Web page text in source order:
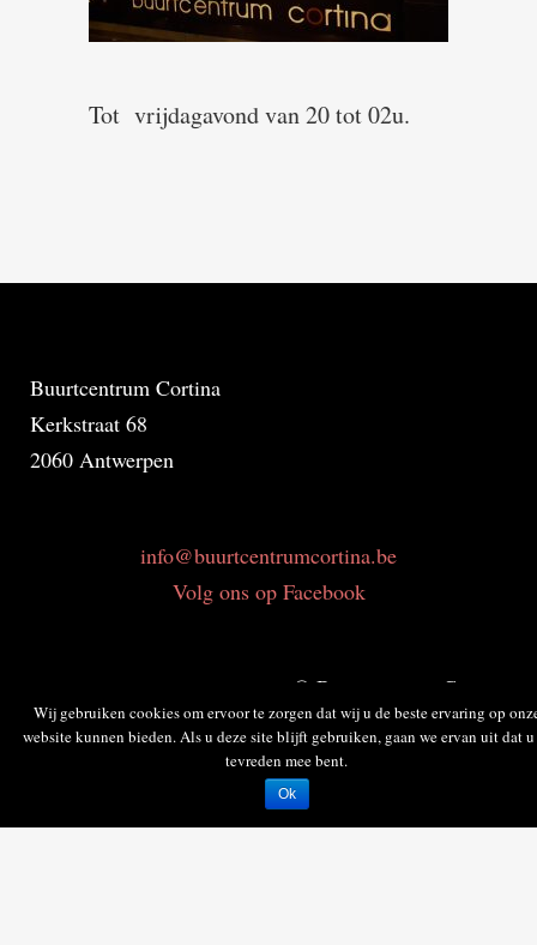
Tot vrijdagavond van 20 tot 02u.
Buurtcentrum Cortina
Kerkstraat 68
2060 Antwerpen
info@buurtcentrumcortina.be
Volg ons op Facebook
© Buurtcentrum Cortina
Huishoudelijk reglement
Wij gebruiken cookies om ervoor te zorgen dat wij u de beste ervaring op
website kunnen bieden. Als u deze site blijft gebruiken, gaan we ervan uit dat u
tevreden mee bent.
Ok